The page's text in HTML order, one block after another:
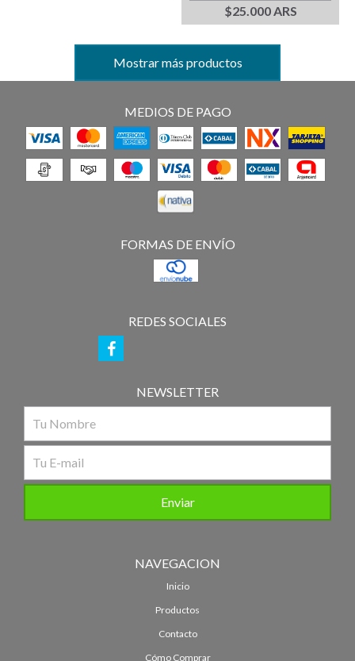
$25.000 ARS
Mostrar más productos
MEDIOS DE PAGO
FORMAS DE ENVÍO
REDES SOCIALES
NEWSLETTER
NAVEGACION
Inicio
Productos
Contacto
Cómo Comprar